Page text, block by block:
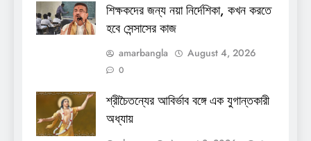
শিক্ষকদের জন্য নয়া নির্দেশিকা, কখন করতে
হবে সেন্সাসের কাজ
amarbangla August 4, 2026
0
শ্রীচৈতন্যের আবির্ভাব বঙ্গে এক যুগান্তকারী
অধ্যায়